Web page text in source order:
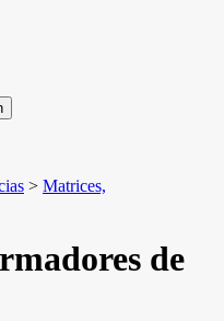
> Matrices,
de